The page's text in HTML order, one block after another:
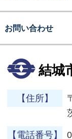
お問い合わせ
結城
【住所】
【電話番号】